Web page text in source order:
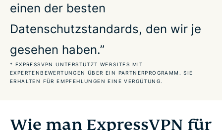
Verwenden Sie ein VPN für die beliebtesten Spiele
ExpressVPN funktionert mit Ihren Spielkonsolen
einen der besten
Datenschutzstandards, den wir je
gesehen haben.”
* EXPRESSVPN UNTERSTÜTZT WEBSITES MIT
EXPERTENBEWERTUNGEN ÜBER EIN PARTNERPROGRAMM. SIE
ERHALTEN FÜR EMPFEHLUNGEN EINE VERGÜTUNG.
Wie man ExpressVPN für